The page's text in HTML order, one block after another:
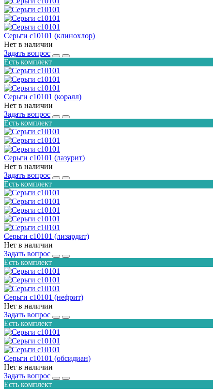
Серьги с10101 (клинохлор)
Нет в наличии
Задать вопрос
Есть комплект
Серьги с10101 (коралл)
Нет в наличии
Задать вопрос
Есть комплект
Серьги с10101 (лазурит)
Нет в наличии
Задать вопрос
Есть комплект
Серьги с10101 (лизардит)
Нет в наличии
Задать вопрос
Есть комплект
Серьги с10101 (нефрит)
Нет в наличии
Задать вопрос
Есть комплект
Серьги с10101 (обсидиан)
Нет в наличии
Задать вопрос
Есть комплект